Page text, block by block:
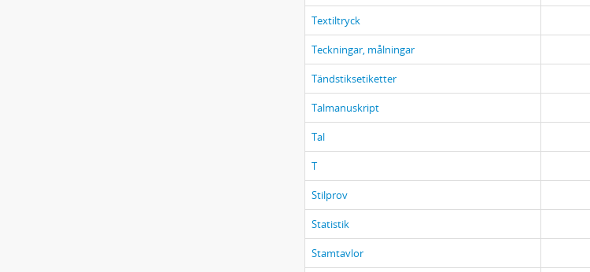
Textiltryck
Teckningar, målningar
Tändstiksetiketter
Talmanuskript
Tal
T
Stilprov
Statistik
Stamtavlor